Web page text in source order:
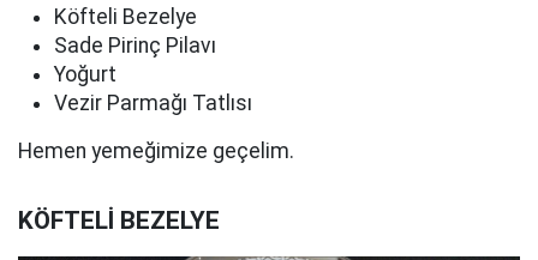
Köfteli Bezelye
Sade Pirinç Pilavı
Yoğurt
Vezir Parmağı Tatlısı
Hemen yemeğimize geçelim.
KÖFTELİ BEZELYE